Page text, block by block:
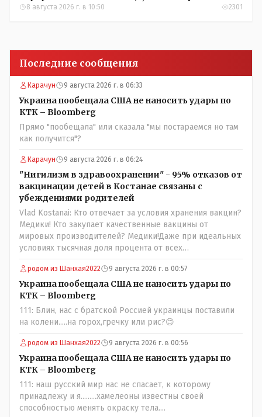
зимой
8 августа 2026 г. в 10:50 2301
Последние сообщения
Карачун 9 августа 2026 г. в 06:33
Украина пообещала США не наносить удары по
КТК – Bloomberg
Прямо "пообещала" или сказала "мы постараемся но там
как получится"?
Карачун 9 августа 2026 г. в 06:24
"Нигилизм в здравоохранении" - 95% отказов от
вакцинации детей в Костанае связаны с
убеждениями родителей
Vlad Kostanai: Кто отвечает за условия хранения вакцин?
Медики! Кто закупает качественные вакцины от
мировых производителей? Медики!Даже при идеальных
условиях тысячная доля процента от всех
вакцинированных может иметь плохие последствия от
прививки. Бумага нужна как защита от дол.....бов не
дружащих с школьными курсами предметов, в
частности биологии и математики. Vlad Kostanai: Поэтому
люди и отказываются и я в том числе своих не
прививал.Лично я вам и тем другим людям благодарен.
Добровольные действия направленные на сокращение
частотности появления в популяции соответствующих
комбинаций генов заслуживают благодарности. Мы и
без того основательно загубили нормальный
естественный отбор.
родом из Шанхая2022 9 августа 2026 г. в 00:57
Украина пообещала США не наносить удары по
КТК – Bloomberg
111: Блин, нас с братской Россией украинцы поставили
на колени.....на горох,гречку или рис?😊
родом из Шанхая2022 9 августа 2026 г. в 00:56
Украина пообещала США не наносить удары по
КТК – Bloomberg
111: наш русский мир нас не спасает, к которому
принадлежу и я.........хамелеоны известны своей
способностью менять окраску тела....